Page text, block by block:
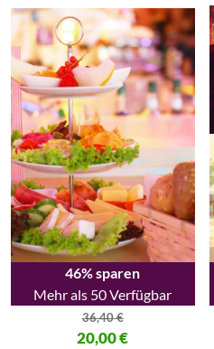
46% sparen
Mehr als 50 Verfügbar
36,40€
Ursprünglicher Preis war: 36,40 €
20,00€